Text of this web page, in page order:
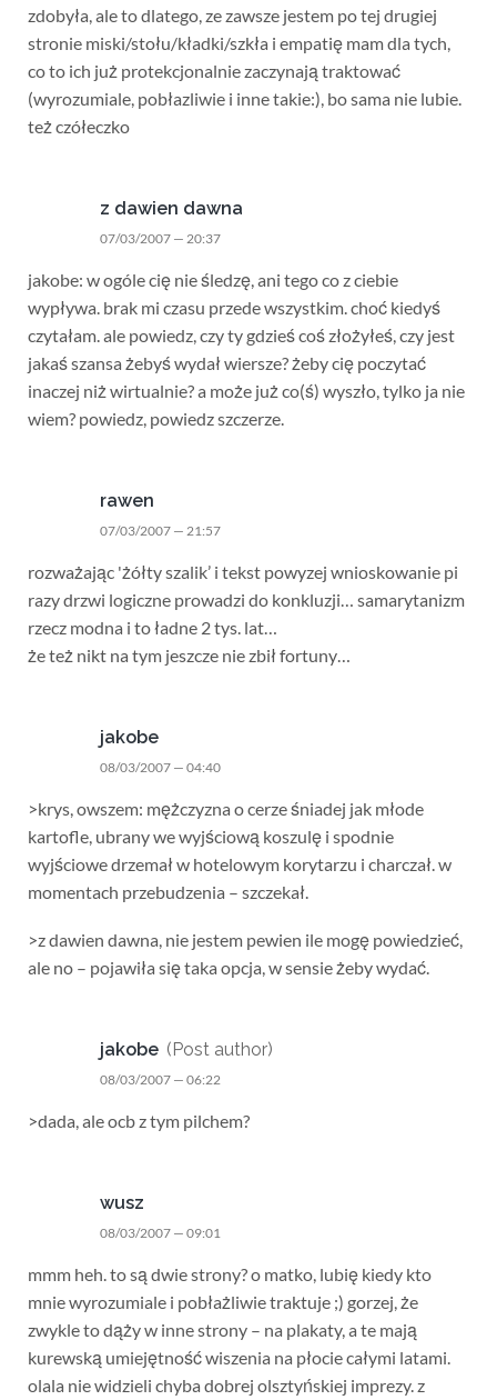
zdobyła, ale to dlatego, ze zawsze jestem po tej drugiej
stronie miski/stołu/kładki/szkła i empatię mam dla tych,
co to ich już protekcjonalnie zaczynają traktować
(wyrozumiale, pobłazliwie i inne takie:), bo sama nie lubie.
też czółeczko
z dawien dawna
07/03/2007 — 20:37
jakobe: w ogóle cię nie śledzę, ani tego co z ciebie
wypływa. brak mi czasu przede wszystkim. choć kiedyś
czytałam. ale powiedz, czy ty gdzieś coś złożyłeś, czy jest
jakaś szansa żebyś wydał wiersze? żeby cię poczytać
inaczej niż wirtualnie? a może już co(ś) wyszło, tylko ja nie
wiem? powiedz, powiedz szczerze.
rawen
07/03/2007 — 21:57
rozważając 'żółty szalik’ i tekst powyzej wnioskowanie pi
razy drzwi logiczne prowadzi do konkluzji… samarytanizm
rzecz modna i to ładne 2 tys. lat…
że też nikt na tym jeszcze nie zbił fortuny…
jakobe
08/03/2007 — 04:40
>krys, owszem: mężczyzna o cerze śniadej jak młode
kartofle, ubrany we wyjściową koszulę i spodnie
wyjściowe drzemał w hotelowym korytarzu i charczał. w
momentach przebudzenia – szczekał.
>z dawien dawna, nie jestem pewien ile mogę powiedzieć,
ale no – pojawiła się taka opcja, w sensie żeby wydać.
jakobe (Post author)
08/03/2007 — 06:22
>dada, ale ocb z tym pilchem?
wusz
08/03/2007 — 09:01
mmm heh. to są dwie strony? o matko, lubię kiedy kto
mnie wyrozumiale i pobłażliwie traktuje ;) gorzej, że
zwykle to dąży w inne strony – na plakaty, a te mają
kurewską umiejętność wiszenia na płocie całymi latami.
olala nie widzieli chyba dobrej olsztyńskiej imprezy. z